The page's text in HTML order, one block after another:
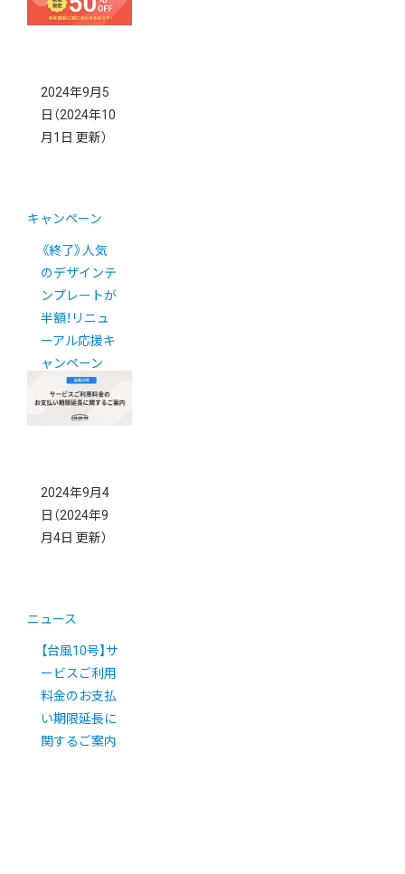
2024年9月5
日 （2024年10
月1日 更新）
キャンペーン
《終了》人気
のデザインテ
ンプレートが
半額！リニュ
ーアル応援キ
ャンペーン
2024年9月4
日 （2024年9
月4日 更新）
ニュース
【台風10号】サ
ービスご利用
料金のお支払
い期限延長に
関するご案内